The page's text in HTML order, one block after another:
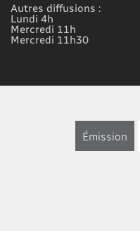
Autres diffusions :
Lundi 4h
Mercredi 11h
Mercredi 11h30
Émission